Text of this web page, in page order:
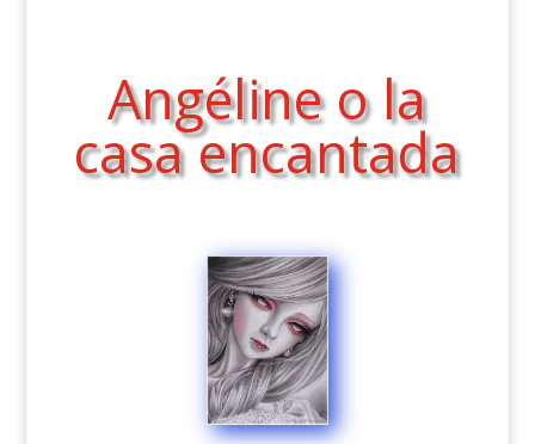
Angéline o la
casa encantada